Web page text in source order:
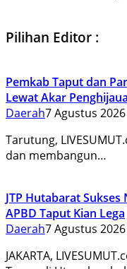
Pilihan Editor :
Pemkab Taput dan
Lewat Akar
Daerah7 Agustus 2026
Tarutung,
dan membangun…
JTP Hutabarat
APBD Taput Kian Lega
Daerah7 Agustus 2026
JAKARTA,